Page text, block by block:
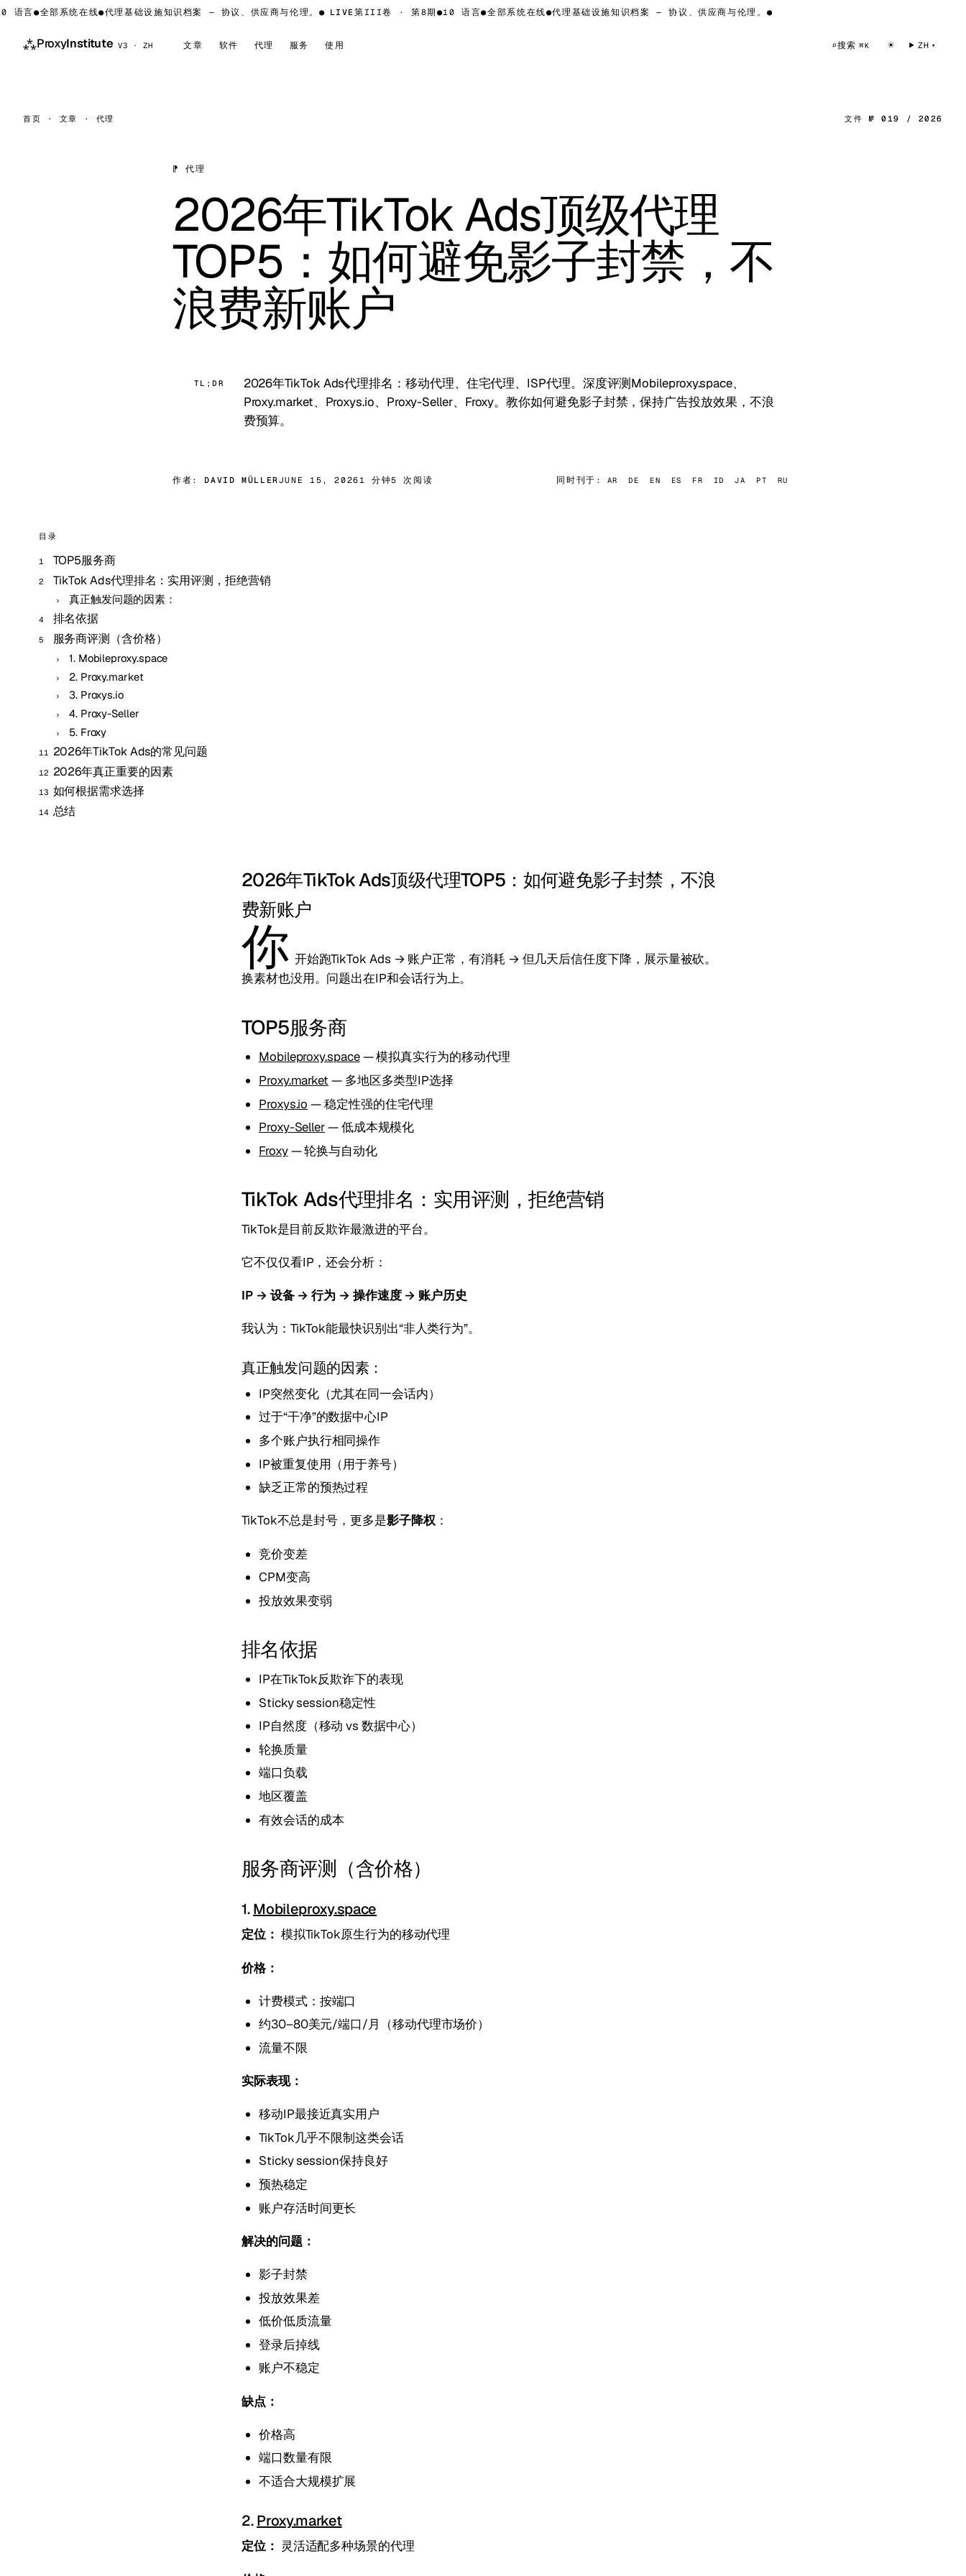
●全部系统在线●代理基础设施知识档案 — 协议、供应商与伦理。● LIVE第III卷 · 第8期●10 语言 ●全部系统在线●代理基础设施知识档案 — 协议、供应商与伦理。●
⁂ProxyInstitute V3 · ZH 文章 软件 代理 服务 使用 ⌕搜索 ⌘K ☀ ZH
首页 · 文章 · 代理 文件 № 019 / 2026
⁋ 代理
2026年TikTok Ads顶级代理
TOP5：如何避免影子封禁，不
浪费新账户
TL;DR
2026年TikTok Ads代理排名：移动代理、住宅代理、ISP代理。深度评测Mobileproxy.space、
Proxy.market、Proxys.io、Proxy-Seller、Froxy。教你如何避免影子封禁，保持广告投放效果，不浪
费预算。
作者: DAVID MÜLLER JUNE 15, 2026 1 分钟5 次阅读 同时刊于: AR DE EN ES FR ID JA PT RU
目录
TOP5服务商
TikTok Ads代理排名：实用评测，拒绝营销
真正触发问题的因素：
排名依据
服务商评测（含价格）
1. Mobileproxy.space
2. Proxy.market
3. Proxys.io
4. Proxy-Seller
5. Froxy
2026年TikTok Ads的常见问题
2026年真正重要的因素
如何根据需求选择
总结
2026年TikTok Ads顶级代理TOP5：如何避免影子封禁，不浪
费新账户
你 开始跑TikTok Ads → 账户正常，有消耗 → 但几天后信任度下降，展示量被砍。
换素材也没用。问题出在IP和会话行为上。
TOP5服务商
Mobileproxy.space— 模拟真实行为的移动代理
Proxy.market — 多地区多类型IP选择
Proxys.io — 稳定性强的住宅代理
Proxy-Seller— 低成本规模化
Froxy— 轮换与自动化
TikTok Ads代理排名：实用评测，拒绝营销
TikTok是目前反欺诈最激进的平台。
它不仅仅看IP，还会分析：
IP → 设备 → 行为 → 操作速度 → 账户历史
我认为：TikTok能最快识别出“非人类行为”。
真正触发问题的因素：
IP突然变化（尤其在同一会话内）
过于“干净”的数据中心IP
多个账户执行相同操作
IP被重复使用（用于养号）
缺乏正常的预热过程
TikTok不总是封号，更多是影子降权：
竞价变差
CPM变高
投放效果变弱
排名依据
IP在TikTok反欺诈下的表现
Sticky session稳定性
IP自然度（移动 vs 数据中心）
轮换质量
端口负载
地区覆盖
有效会话的成本
服务商评测（含价格）
1.Mobileproxy.space
定位： 模拟TikTok原生行为的移动代理
价格：
计费模式：按端口
约30–80美元/端口/月（移动代理市场价）
流量不限
实际表现：
移动IP最接近真实用户
TikTok几乎不限制这类会话
Sticky session保持良好
预热稳定
账户存活时间更长
解决的问题：
影子封禁
投放效果差
低价低质流量
登录后掉线
账户不稳定
缺点：
价格高
端口数量有限
不适合大规模扩展
2.Proxy.market
定位： 灵活适配多种场景的代理